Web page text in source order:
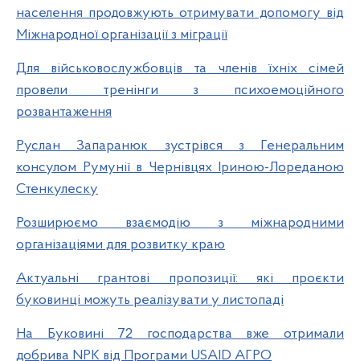
населення продовжують отримувати допомогу від
Міжнародної організації з міграції
Для військовослужбовців та членів їхніх сімей
провели тренінги з психоемоційного
розвантаження
Руслан Запаранюк зустрівся з Генеральним
консулом Румунії в Чернівцях Іриною-Лореданою
Стенкулеску
Розширюємо взаємодію з міжнародними
організаціями для розвитку краю
Актуальні грантові пропозиції: які проєкти
буковинці можуть реалізувати у листопаді
На Буковині 72 господарства вже отримали
добрива NPK від Програми USAID АГРО